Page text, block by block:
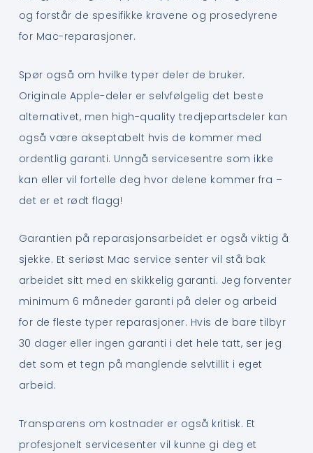
og forstår de spesifikke kravene og prosedyrene
for Mac-reparasjoner.
Spør også om hvilke typer deler de bruker.
Originale Apple-deler er selvfølgelig det beste
alternativet, men high-quality tredjepartsdeler kan
også være akseptabelt hvis de kommer med
ordentlig garanti. Unngå servicesentre som ikke
kan eller vil fortelle deg hvor delene kommer fra –
det er et rødt flagg!
Garantien på reparasjonsarbeidet er også viktig å
sjekke. Et seriøst Mac service senter vil stå bak
arbeidet sitt med en skikkelig garanti. Jeg forventer
minimum 6 måneder garanti på deler og arbeid
for de fleste typer reparasjoner. Hvis de bare tilbyr
30 dager eller ingen garanti i det hele tatt, ser jeg
det som et tegn på manglende selvtillit i eget
arbeid.
Transparens om kostnader er også kritisk. Et
profesjonelt servicesenter vil kunne gi deg et